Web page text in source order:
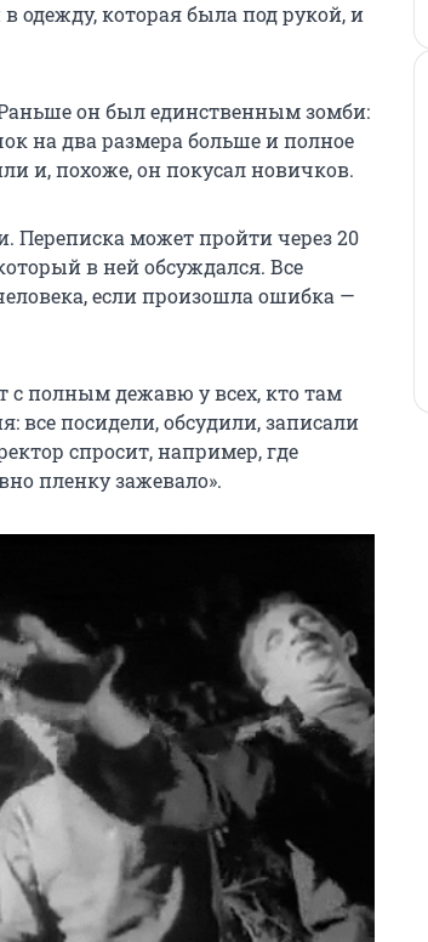
одежду, которая была под рукой, и
он был единственным зомби:
на два размера больше и полное
и, похоже, он покусал новичков.
Переписка может пройти через 20
в ней обсуждался. Все
если произошла ошибка —
с полным дежавю у всех, кто там
все посидели, обсудили, записали
спросит, например, где
пленку зажевало».